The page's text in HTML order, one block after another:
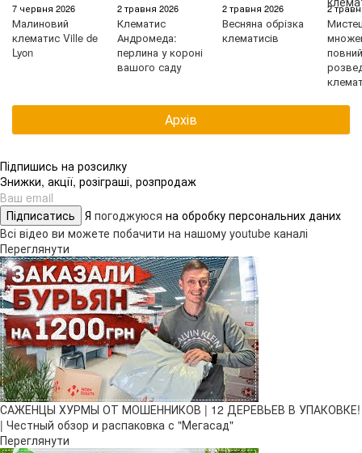
7 червня 2026
Малиновий
клематис Ville de
Lyon
2 травня 2026
Клематис
Андромеда:
перлина у короні
вашого саду
2 травня 2026
Весняна обрізка
клематисів
2
повний
Архів
Підпишись на розсилку
Знижки, акції, розіграші, розпродаж
Підписатись Я погоджуюся на обробку персональних даних
Всі відео ви можете побачити на нашому youtube каналі
Переглянути
САЖЕНЦЫ ХУРМЫ ОТ МОШЕННИКОВ | 12 ДЕРЕВЬЕВ В УПАКОВКЕ!
| Честный обзор и распаковка с "Мегасад"
Переглянути